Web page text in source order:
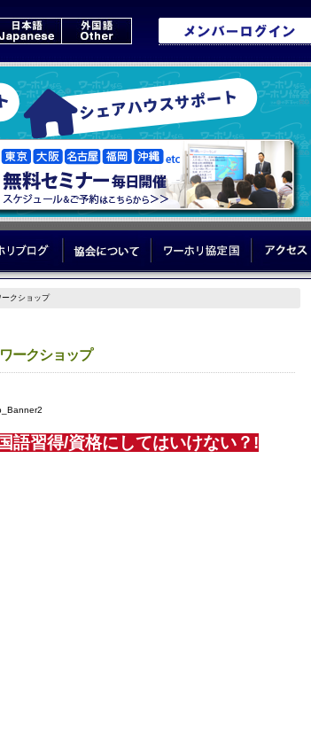
ワーホリブログ ワーホリ協定国
クショップ
ークショップ
語習得/資格にしてはいけない？!